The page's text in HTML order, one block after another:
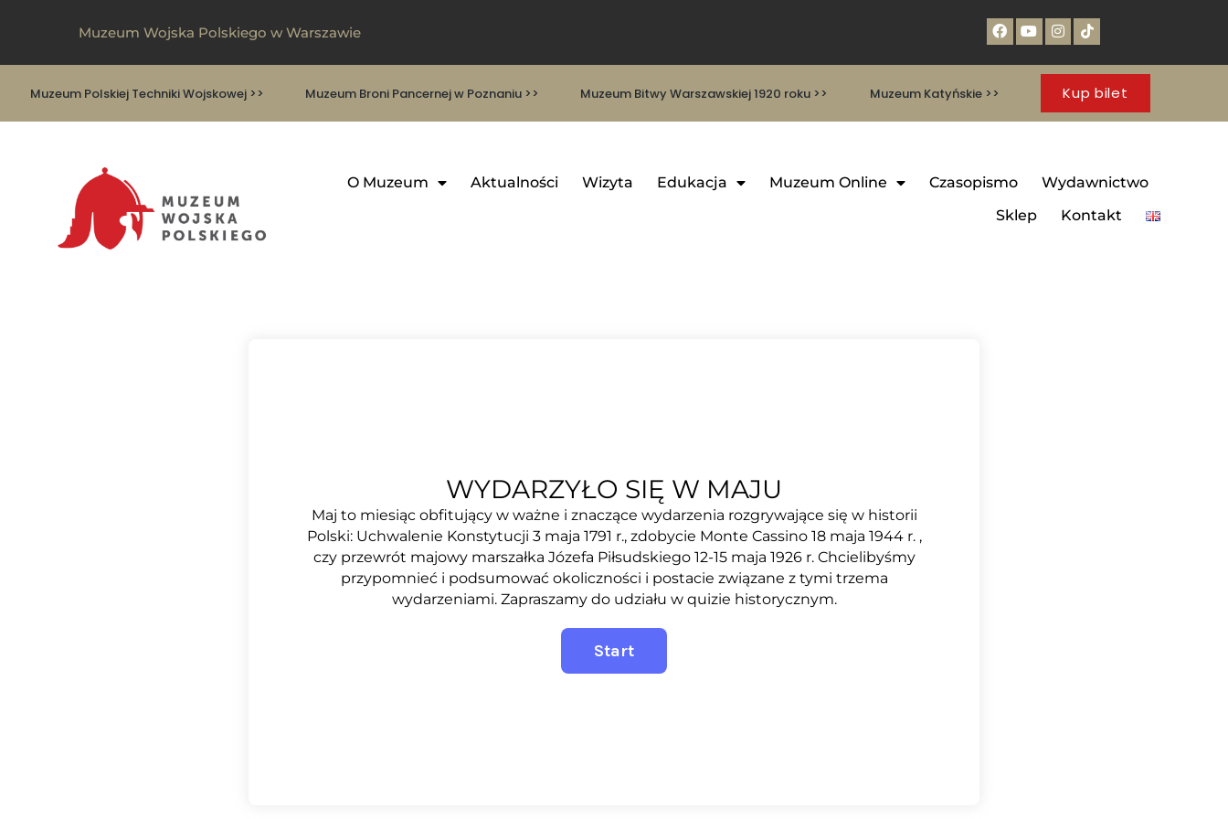
Muzeum Wojska Polskiego w Warszawie
Muzeum Polskiej Techniki Wojskowej >> Muzeum Broni Pancernej w Poznaniu >> Muzeum Bitwy Warszawskiej 1920 roku >> Muzeum Katyńskie >> Kup bilet
O Muzeum Aktualności Wizyta Edukacja Muzeum Online Czasopismo
Wydawnictwo
Sklep
Kontakt
WYDARZYŁO SIĘ W MAJU
Maj to miesiąc obfitujący w ważne i znaczące wydarzenia rozgrywające się w historii
Polski: Uchwalenie Konstytucji 3 maja 1791 r., zdobycie Monte Cassino 18 maja 1944 r. ,
czy przewrót majowy marszałka Józefa Piłsudskiego 12-15 maja 1926 r. Chcielibyśmy
przypomnieć i podsumować okoliczności i postacie związane z tymi trzema
wydarzeniami. Zapraszamy do udziału w quizie historycznym.